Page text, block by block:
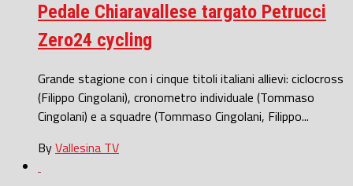
Pedale Chiaravallese targato Petrucci
Zero24 cycling
Grande stagione con i cinque titoli italiani allievi: ciclocross
(Filippo Cingolani), cronometro individuale (Tommaso
Cingolani) e a squadre (Tommaso Cingolani, Filippo...
ByVallesina TV